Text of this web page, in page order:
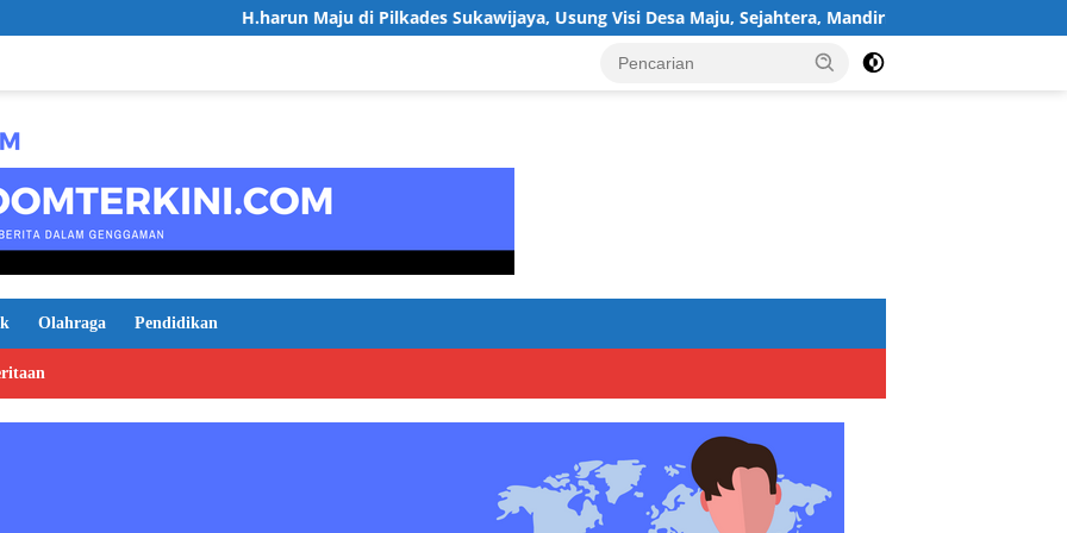
H.harun Maju di Pilkades Sukawijaya, Usung Visi Desa Maju, Sejahtera, Mandiri, dan Religius Bangun Sukawijaya
Olahraga Pendidikan